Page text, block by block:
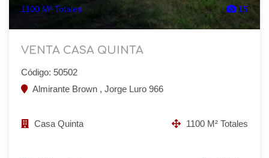
1100 M² Totales 15
VENTA CASA QUINTA
Código: 50502
Almirante Brown , Jorge Luro 966
Casa Quinta 1100 M² Totales